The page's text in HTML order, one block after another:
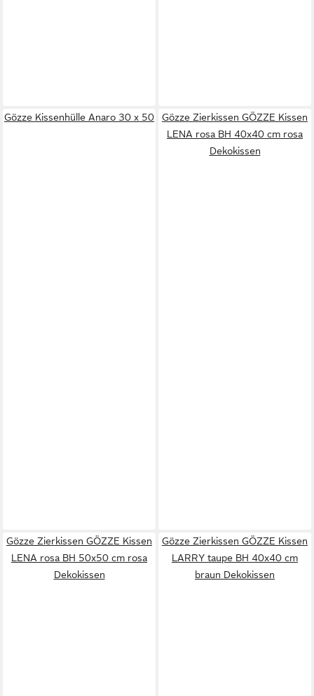
Gözze Kissenhülle Anaro 30 x 50
Gözze Zierkissen GÖZZE Kissen
LENA rosa BH 40x40 cm rosa
Dekokissen
Gözze Zierkissen GÖZZE Kissen
LENA rosa BH 50x50 cm rosa
Dekokissen
Gözze Zierkissen GÖZZE Kissen
LARRY taupe BH 40x40 cm
braun Dekokissen